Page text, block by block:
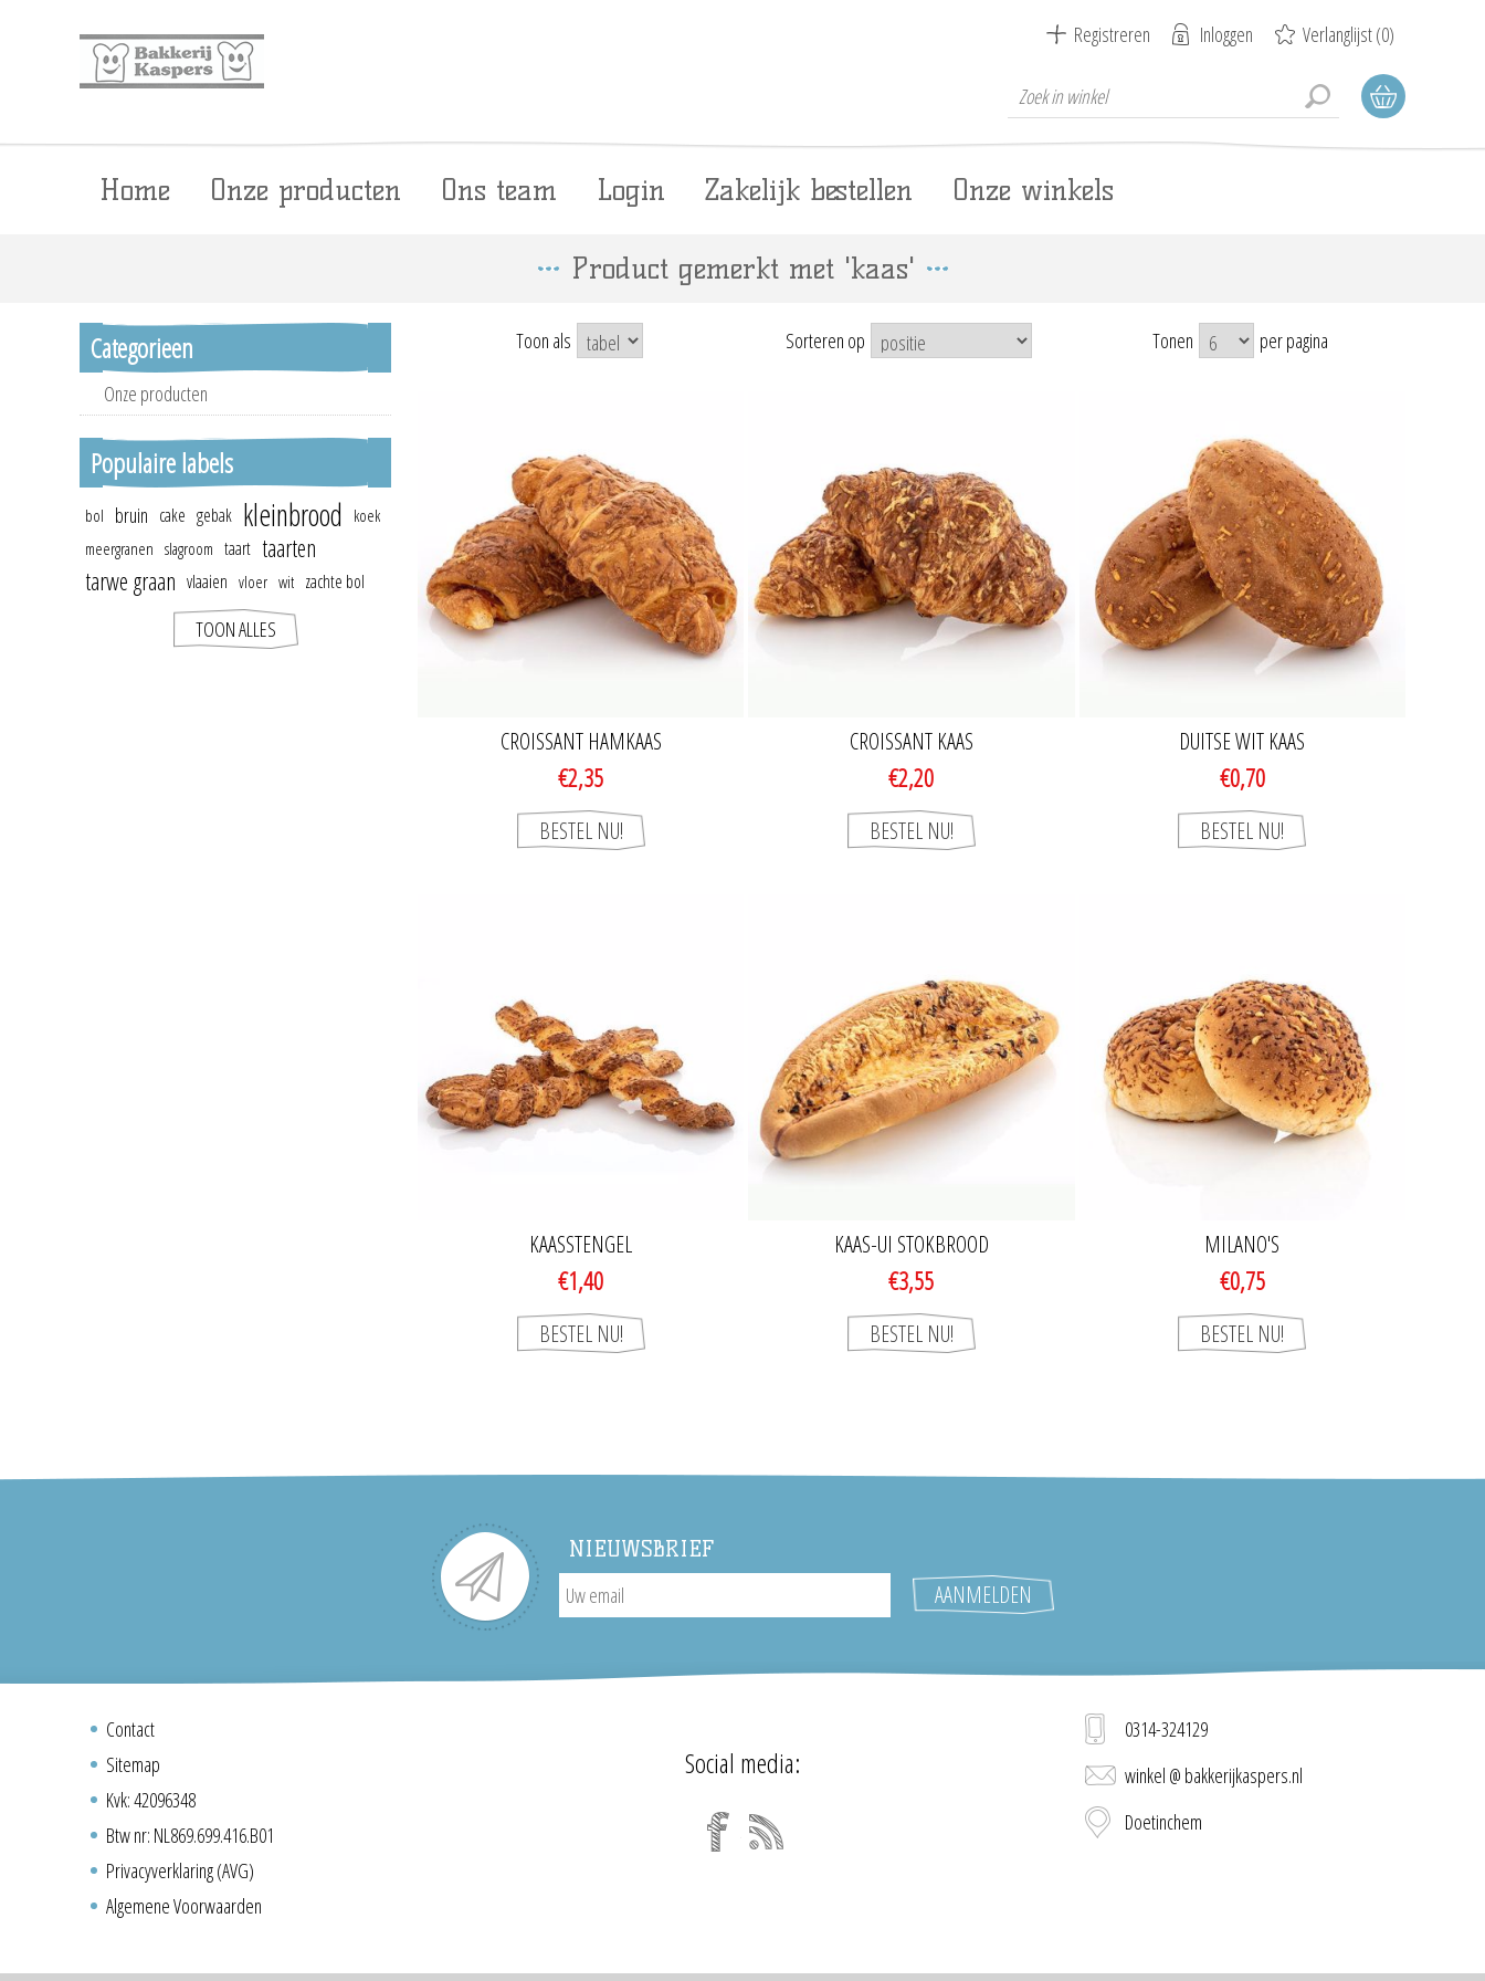
Registreren Inloggen Verlanglijst(0)
Home Onze producten Ons team Login Zakelijk bestellen Onze winkels
Product gemerkt met 'kaas'
Toon als Sorteren op Tonen per pagina
CROISSANT HAMKAAS
€2,35
CROISSANT KAAS
€2,20
DUITSE WIT KAAS
€0,70
KAASSTENGEL
€1,40
KAAS-UI STOKBROOD
€3,55
MILANO'S
€0,75
Categorieen
Onze producten
Populaire labels
bol bruin cake gebak kleinbrood
koek
meergranen slagroom taart taarten
tarwe graan vlaaien vloer wit zachte bol
TOON ALLES
NIEUWSBRIEF
Contact
Sitemap
Kvk: 42096348
Btw nr: NL869.699.416.B01
Privacyverklaring (AVG)
Algemene Voorwaarden
Social media:
0314-324129
winkel @ bakkerijkaspers.nl
Doetinchem